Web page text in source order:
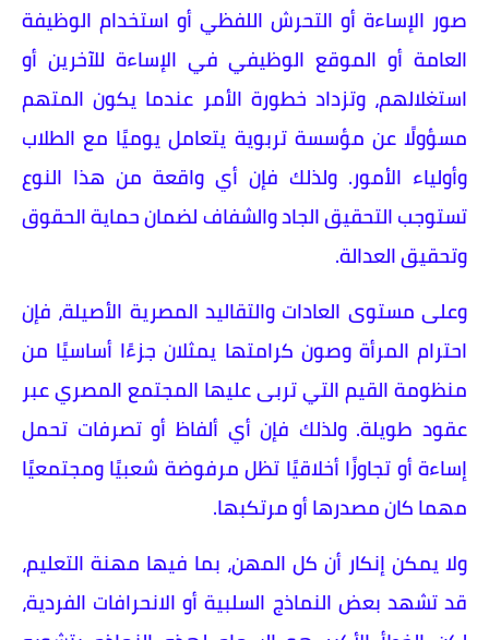
صور الإساءة أو التحرش اللفظي أو استخدام الوظيفة
العامة أو الموقع الوظيفي في الإساءة للآخرين أو
استغلالهم، وتزداد خطورة الأمر عندما يكون المتهم
مسؤولًا عن مؤسسة تربوية يتعامل يوميًا مع الطلاب
وأولياء الأمور. ولذلك فإن أي واقعة من هذا النوع
تستوجب التحقيق الجاد والشفاف لضمان حماية الحقوق
وتحقيق العدالة.
وعلى مستوى العادات والتقاليد المصرية الأصيلة، فإن
احترام المرأة وصون كرامتها يمثلان جزءًا أساسيًا من
منظومة القيم التي تربى عليها المجتمع المصري عبر
عقود طويلة. ولذلك فإن أي ألفاظ أو تصرفات تحمل
إساءة أو تجاوزًا أخلاقيًا تظل مرفوضة شعبيًا ومجتمعيًا
مهما كان مصدرها أو مرتكبها.
ولا يمكن إنكار أن كل المهن، بما فيها مهنة التعليم،
قد تشهد بعض النماذج السلبية أو الانحرافات الفردية،